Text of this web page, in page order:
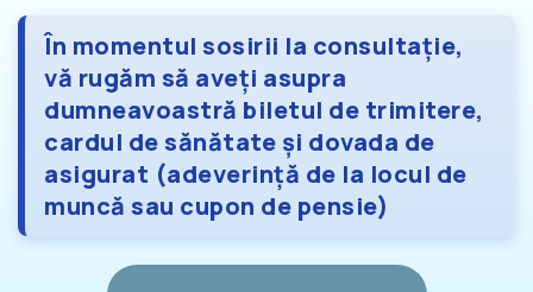
În momentul sosirii la consultație,
vă rugăm să aveți asupra
dumneavoastră biletul de trimitere,
cardul de sănătate și dovada de
asigurat (adeverință de la locul de
muncă sau cupon de pensie)